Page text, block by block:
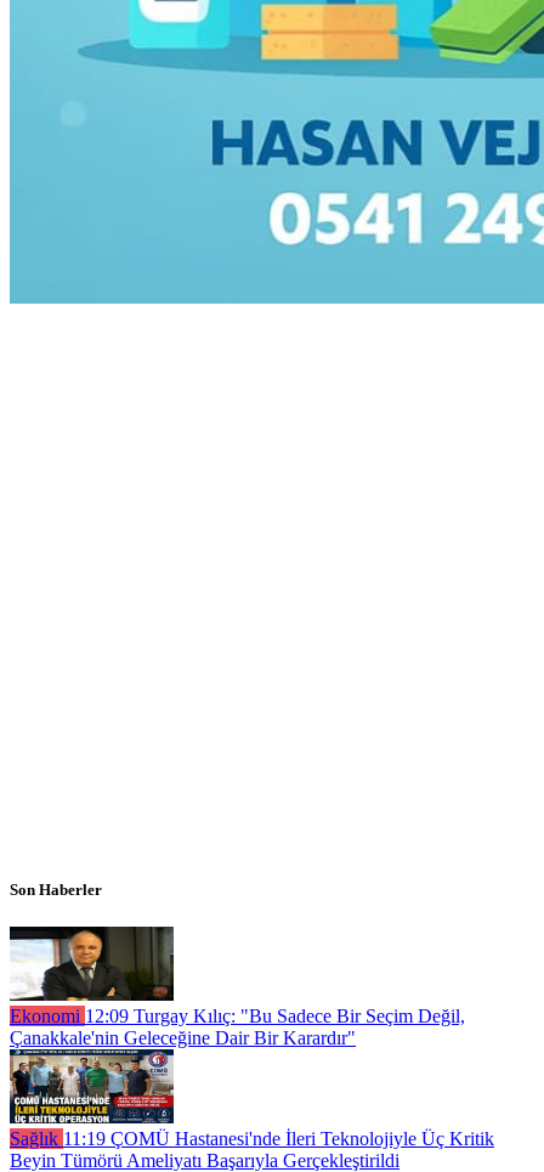
Son Haberler
Ekonomi 12:09 Turgay Kılıç: "Bu Sadece Bir Seçim Değil,
Çanakkale'nin Geleceğine Dair Bir Karardır"
Sağlık 11:19 ÇOMÜ Hastanesi'nde İleri Teknolojiyle Üç Kritik
Beyin Tümörü Ameliyatı Başarıyla Gerçekleştirildi